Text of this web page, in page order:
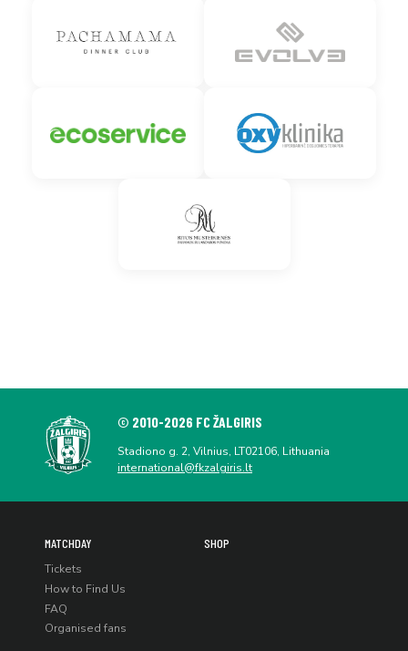
© 2010-2026 FC ŽALGIRIS
Stadiono g. 2, Vilnius, LT02106, Lithuania
international@fkzalgiris.lt
MATCHDAY
Tickets
How to Find Us
FAQ
Organised fans
SHOP